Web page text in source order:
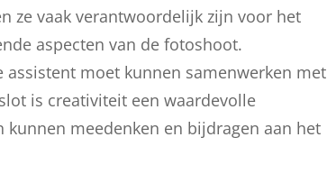
ze vaak verantwoordelijk zijn voor het
aspecten van de fotoshoot.
moet kunnen samenwerken met
is creativiteit een waardevolle
meedenken en bijdragen aan het